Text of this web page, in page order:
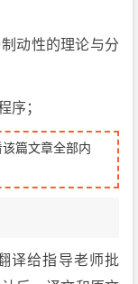
动性的理论与分
序；
篇文章全部内
译给指导老师批